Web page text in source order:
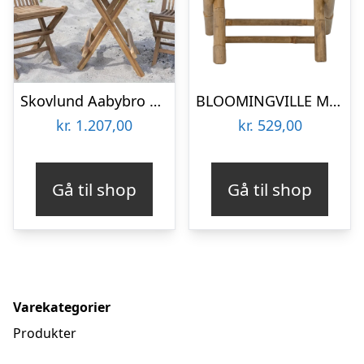
Skovlund Aabybro børnesæt – Stol & bord | Møbelsalg.dk
kr. 1.207,00
Gå til shop
BLOOMINGVILLE MINI Mosse børnestol, foldbar – natur bambus
kr. 529,00
Gå til shop
Varekategorier
Produkter